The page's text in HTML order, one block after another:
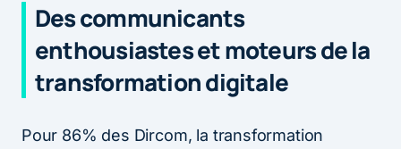
Des communicants
enthousiastes et moteurs de la
transformation digitale
Pour 86% des Dircom, la transformation